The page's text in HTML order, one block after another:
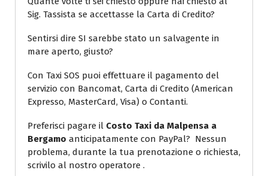
Sig. Tassista se accettasse la Carta di Credito?
Sentirsi dire SI sarebbe stato un salvagente in
mare aperto, giusto?
Con Taxi SOS puoi effettuare il pagamento del
servizio con Bancomat, Carta di Credito (American
Expresso, MasterCard, Visa) o Contanti.
Preferisci pagare il Costo Taxi da Malpensa a
Bergamo anticipatamente con PayPal? Nessun
problema, durante la tua prenotazione o richiesta,
scrivilo al nostro operatore .